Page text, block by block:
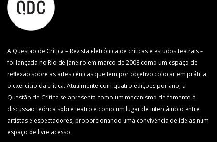
A Questão de Crítica – Revista eletrônica de críticas e estudos teatrais –
foi lançada no Rio de Janeiro em março de 2008 como um espaço de
reflexão sobre as artes cênicas que tem por objetivo colocar em prática
o exercício da crítica. Atualmente com quatro edições por ano, a
Questão de Crítica se apresenta como um mecanismo de fomento à
discussão teórica sobre teatro e como um lugar de intercâmbio entre
artistas e espectadores, proporcionando uma convivência de ideias num
espaço de livre acesso.